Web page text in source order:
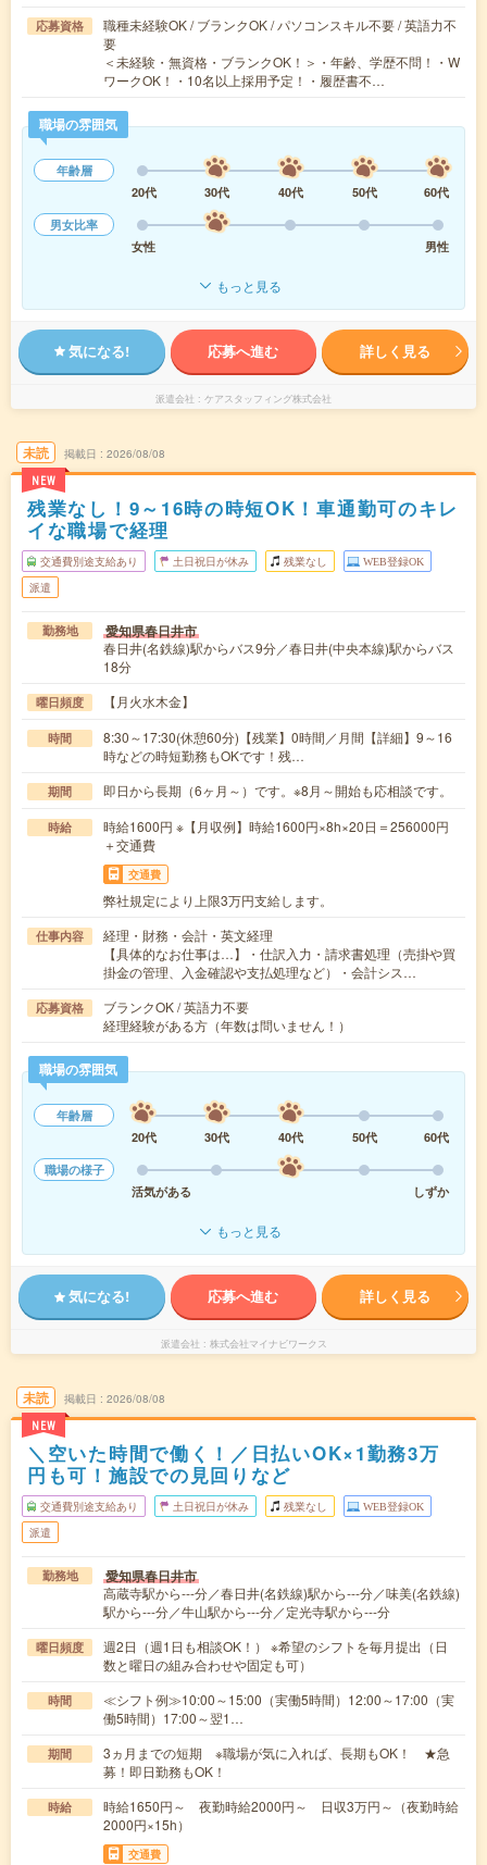
応募資格
職種未経験OK / ブランクOK / パソコンスキル不要 / 英語力不
要
＜未経験・無資格・ブランクOK！＞・年齢、学歴不問！・W
ワークOK！・10名以上採用予定！・履歴書不…
職場の雰囲気
年齢層
20代
30代 40代 50代
60代
男女比率
女性
男性
もっと見る
気になる! 応募へ進む 詳しく見る
派遣会社 ケアスタッフィング株式会社
未読
NEW
掲載日 2026/08/08
残業なし！9～16時の時短OK！車通勤可のキレ
イな職場で経理
交通費別途支給あり 土日祝日が休み 残業なし WEB登録OK
派遣
勤務地 愛知県春日井市
春日井(名鉄線)駅からバス9分／春日井(中央本線)駅からバス
18分
曜日頻度 【月火水木金】
時間
8:30～17:30(休憩60分)【残業】0時間／月間【詳細】9～16
時などの時短勤務もOKです！残…
期間 即日から長期（6ヶ月～）です。※8月～開始も応相談です。
時給
時給1600円 ※【月収例】時給1600円×8h×20日＝256000円
＋交通費
交通費
弊社規定により上限3万円支給します。
仕事内容
経理・財務・会計・英文経理
【具体的なお仕事は…】・仕訳入力・請求書処理（売掛や買
掛金の管理、入金確認や支払処理など）・会計シス…
応募資格
ブランクOK / 英語力不要
経理経験がある方（年数は問いません！）
職場の雰囲気
年齢層
20代
30代 40代 50代
60代
職場の様子
活気がある
しずか
もっと見る
気になる! 応募へ進む 詳しく見る
派遣会社 株式会社マイナビワークス
未読
NEW
掲載日 2026/08/08
＼空いた時間で働く！／日払いOK×1勤務3万
円も可！施設での見回りなど
交通費別途支給あり 土日祝日が休み 残業なし WEB登録OK
派遣
勤務地 愛知県春日井市
高蔵寺駅から---分／春日井(名鉄線)駅から---分／味美(名鉄線)
駅から---分／牛山駅から---分／定光寺駅から---分
曜日頻度
週2日（週1日も相談OK！） ※希望のシフトを毎月提出（日
数と曜日の組み合わせや固定も可）
時間
≪シフト例≫10:00～15:00（実働5時間）12:00～17:00（実
働5時間）17:00～翌1…
期間
3ヵ月までの短期 ※職場が気に入れば、長期もOK！ ★急
募！即日勤務もOK！
時給
時給1650円～ 夜勤時給2000円～ 日収3万円～（夜勤時給
2000円×15h）
交通費